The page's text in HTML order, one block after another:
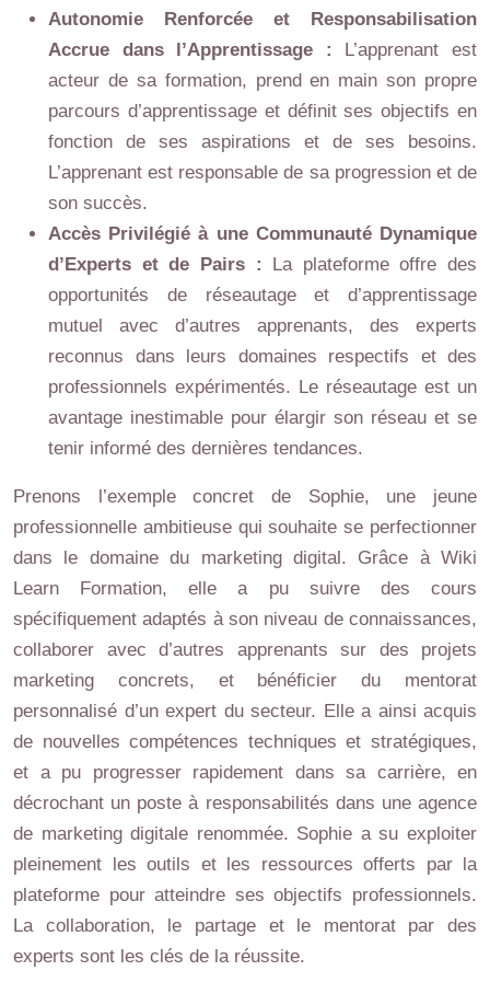
Autonomie Renforcée et Responsabilisation
Accrue dans l’Apprentissage : L’apprenant est
acteur de sa formation, prend en main son propre
parcours d’apprentissage et définit ses objectifs en
fonction de ses aspirations et de ses besoins.
L’apprenant est responsable de sa progression et de
son succès.
Accès Privilégié à une Communauté Dynamique
d’Experts et de Pairs : La plateforme offre des
opportunités de réseautage et d’apprentissage
mutuel avec d’autres apprenants, des experts
reconnus dans leurs domaines respectifs et des
professionnels expérimentés. Le réseautage est un
avantage inestimable pour élargir son réseau et se
tenir informé des dernières tendances.
Prenons l’exemple concret de Sophie, une jeune
professionnelle ambitieuse qui souhaite se perfectionner
dans le domaine du marketing digital. Grâce à Wiki
Learn Formation, elle a pu suivre des cours
spécifiquement adaptés à son niveau de connaissances,
collaborer avec d’autres apprenants sur des projets
marketing concrets, et bénéficier du mentorat
personnalisé d’un expert du secteur. Elle a ainsi acquis
de nouvelles compétences techniques et stratégiques,
et a pu progresser rapidement dans sa carrière, en
décrochant un poste à responsabilités dans une agence
de marketing digitale renommée. Sophie a su exploiter
pleinement les outils et les ressources offerts par la
plateforme pour atteindre ses objectifs professionnels.
La collaboration, le partage et le mentorat par des
experts sont les clés de la réussite.